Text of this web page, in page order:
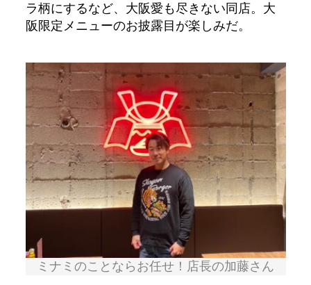
ラ柄にするなど、大阪愛も尽きない同店。大
阪限定メニューのお披露目が楽しみだ。
ミナミのことならお任せ！店長の加藤さん